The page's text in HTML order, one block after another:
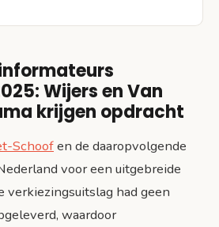
Wijers en Van
krijgen opdracht
Schoofen de daaropvolgende
voor een uitgebreide
verkiezingsuitslag had geen
waardoor